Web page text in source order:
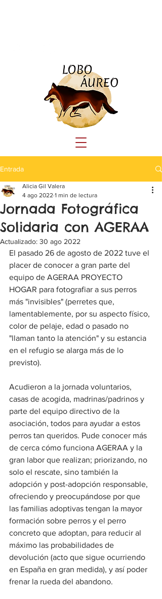
Entrada
Jornada Fotográfica
Solidaria con AGERAA
Alicia Gil Valera
4 ago 2022 1 min de lectura
Actualizado: 30 ago 2022
El pasado 26 de agosto de 2022 tuve el
placer de conocer a gran parte del
equipo de AGERAA PROYECTO
HOGAR para fotografiar a sus perros
más "invisibles" (perretes que,
lamentablemente, por su aspecto físico,
color de pelaje, edad o pasado no
"llaman tanto la atención" y su estancia
en el refugio se alarga más de lo
previsto).
Acudieron a la jornada voluntarios,
casas de acogida, madrinas/padrinos y
parte del equipo directivo de la
asociación, todos para ayudar a estos
perros tan queridos. Pude conocer más
de cerca cómo funciona AGERAA y la
gran labor que realizan; priorizando, no
solo el rescate, sino también la
adopción y post-adopción responsable,
ofreciendo y preocupándose por que
las familias adoptivas tengan la mayor
formación sobre perros y el perro
concreto que adoptan, para reducir al
máximo las probabilidades de
devolución (acto que sigue ocurriendo
en España en gran medida), y así poder
frenar la rueda del abandono.